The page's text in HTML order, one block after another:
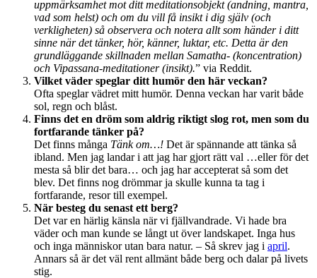
uppmärksamhet mot ditt meditationsobjekt (andning, mantra,
vad som helst) och om du vill få insikt i dig själv (och
verkligheten) så observera och notera allt som händer i ditt
sinne när det tänker, hör, känner, luktar, etc. Detta är den
grundläggande skillnaden mellan Samatha- (koncentration)
och Vipassana-meditationer (insikt).” via Reddit.
Vilket väder speglar ditt humör den här veckan?
Ofta speglar vädret mitt humör. Denna veckan har varit både
sol, regn och blåst.
Finns det en dröm som aldrig riktigt slog rot, men som du
fortfarande tänker på?
Det finns många Tänk om…! Det är spännande att tänka så
ibland. Men jag landar i att jag har gjort rätt val …eller för det
mesta så blir det bara… och jag har accepterat så som det
blev. Det finns nog drömmar ja skulle kunna ta tag i
fortfarande, resor till exempel.
När besteg du senast ett berg?
Det var en härlig känsla när vi fjällvandrade. Vi hade bra
väder och man kunde se långt ut över landskapet. Inga hus
och inga människor utan bara natur. – Så skrev jag i april.
Annars så är det väl rent allmänt både berg och dalar på livets
stig.